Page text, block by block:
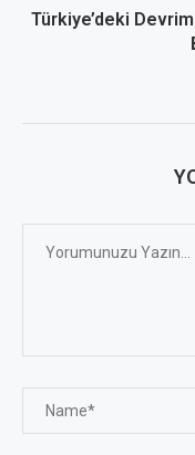
Türkiye’deki